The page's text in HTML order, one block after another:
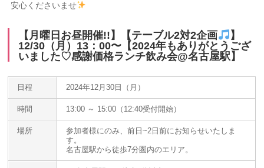
安心くださいませ
【月曜日お昼開催!!】【テーブル2対2企画
】
12/30（月）13：00〜【2024年もありがとうござ
いました♡感謝価格ランチ飲み会@名古屋駅】
日程 2024年12月30日（月）
時間 13:00 ～ 15:00（12:40受付開始）
場所
参加者様にのみ、前日~2日前にお知らせいたしま
す。
名古屋駅から徒歩7分圏内のエリア。